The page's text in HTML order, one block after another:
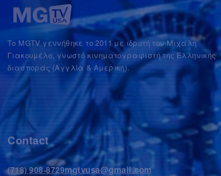
Το MGTV γεννήθηκε το 2011 με ιδρυτή τον Μιχάλη
Γιακουμέλο, γνωστό κινηματογραφιστή της Ελληνικής
διασποράς (Αγγλία & Αμερική).
Contact
(718) 908-8729mgtvusa@gmail.com